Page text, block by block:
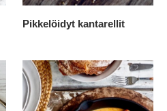
Pikkelöidyt kantarellit